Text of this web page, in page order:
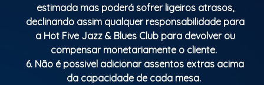
estimada mas poderá sofrer ligeiros atrasos,
declinando assim qualquer responsabilidade para
a Hot Five Jazz & Blues Club para devolver ou
compensar monetariamente o cliente.
6. Não é possivel adicionar assentos extras acima
da capacidade de cada mesa.